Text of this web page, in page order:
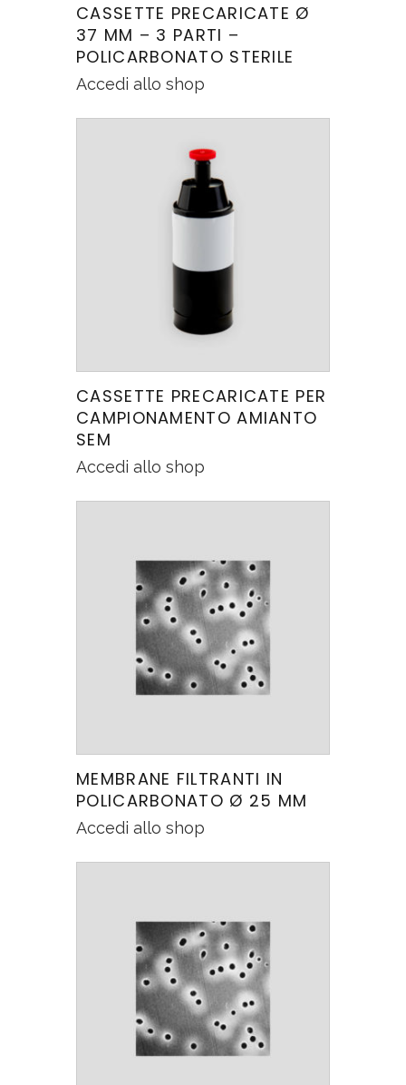
CASSETTE PRECARICATE Ø
37 MM – 3 PARTI –
POLICARBONATO STERILE
Accedi allo shop
CASSETTE PRECARICATE PER
CAMPIONAMENTO AMIANTO
SEM
Accedi allo shop
MEMBRANE FILTRANTI IN
POLICARBONATO Ø 25 MM
Accedi allo shop